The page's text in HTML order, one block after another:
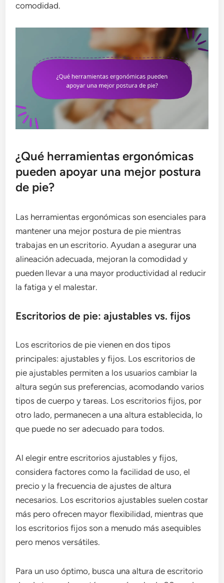
comodidad.
¿Qué herramientas ergonómicas
pueden apoyar una mejor postura
de pie?
Las herramientas ergonómicas son esenciales para
mantener una mejor postura de pie mientras
trabajas en un escritorio. Ayudan a asegurar una
alineación adecuada, mejoran la comodidad y
pueden llevar a una mayor productividad al reducir
la fatiga y el malestar.
Escritorios de pie: ajustables vs. fijos
Los escritorios de pie vienen en dos tipos
principales: ajustables y fijos. Los escritorios de
pie ajustables permiten a los usuarios cambiar la
altura según sus preferencias, acomodando varios
tipos de cuerpo y tareas. Los escritorios fijos, por
otro lado, permanecen a una altura establecida, lo
que puede no ser adecuado para todos.
Al elegir entre escritorios ajustables y fijos,
considera factores como la facilidad de uso, el
precio y la frecuencia de ajustes de altura
necesarios. Los escritorios ajustables suelen costar
más pero ofrecen mayor flexibilidad, mientras que
los escritorios fijos son a menudo más asequibles
pero menos versátiles.
Para un uso óptimo, busca una altura de escritorio